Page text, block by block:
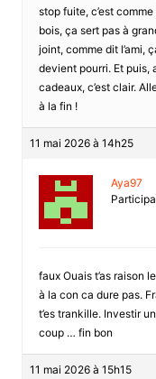
stop fuite, c’est
bois, ça sert pas à
joint, comme dit l’ami,
devient pourri. Et puis,
cadeaux, c’est clair.
à la fin !
11 mai 2026 à 14h25
Aya97
faux Ouais t’as raison
à la con ca dure pas.
t’es trankille. Investir
coup … fin bon
11 mai 2026 à 15h15